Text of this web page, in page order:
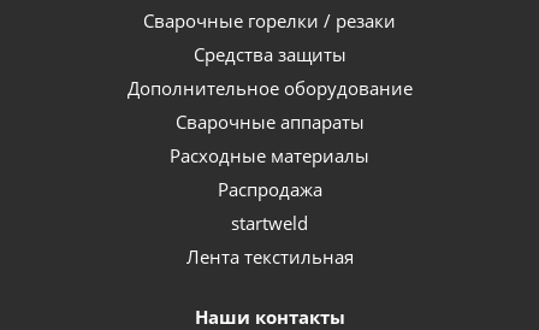
Сварочные горелки / резаки
Средства защиты
Дополнительное оборудование
Сварочные аппараты
Расходные материалы
Распродажа
startweld
Лента текстильная
Наши контакты